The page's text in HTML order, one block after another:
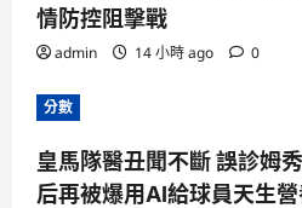
情防控阻擊戰
admin 14 小時 ago 0
分數
皇馬隊醫丑聞不斷 誤診姆
后再被爆用AI給球員天生營